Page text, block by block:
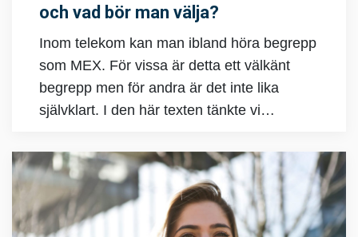
och vad bör man välja?
Inom telekom kan man ibland höra begrepp
som MEX. För vissa är detta ett välkänt
begrepp men för andra är det inte lika
självklart. I den här texten tänkte vi…